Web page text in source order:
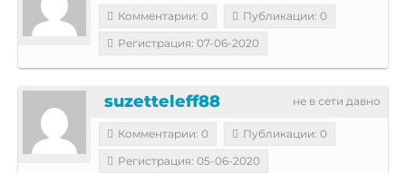
Комментарии: 0
Публикации: 0
Регистрация: 07-06-2020
не в сети давно
suzetteleff88
Комментарии: 0
Публикации: 0
Регистрация: 05-06-2020